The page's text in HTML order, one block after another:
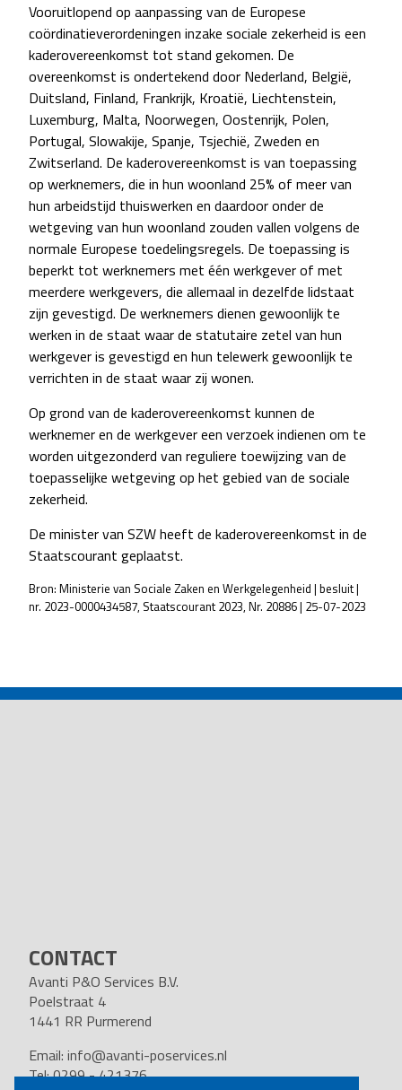
Vooruitlopend op aanpassing van de Europese
coördinatieverordeningen inzake sociale zekerheid is een
kaderovereenkomst tot stand gekomen. De
overeenkomst is ondertekend door Nederland, België,
Duitsland, Finland, Frankrijk, Kroatië, Liechtenstein,
Luxemburg, Malta, Noorwegen, Oostenrijk, Polen,
Portugal, Slowakije, Spanje, Tsjechië, Zweden en
Zwitserland. De kaderovereenkomst is van toepassing
op werknemers, die in hun woonland 25% of meer van
hun arbeidstijd thuiswerken en daardoor onder de
wetgeving van hun woonland zouden vallen volgens de
normale Europese toedelingsregels. De toepassing is
beperkt tot werknemers met één werkgever of met
meerdere werkgevers, die allemaal in dezelfde lidstaat
zijn gevestigd. De werknemers dienen gewoonlijk te
werken in de staat waar de statutaire zetel van hun
werkgever is gevestigd en hun telewerk gewoonlijk te
verrichten in de staat waar zij wonen.
Op grond van de kaderovereenkomst kunnen de
werknemer en de werkgever een verzoek indienen om te
worden uitgezonderd van reguliere toewijzing van de
toepasselijke wetgeving op het gebied van de sociale
zekerheid.
De minister van SZW heeft de kaderovereenkomst in de
Staatscourant geplaatst.
Bron: Ministerie van Sociale Zaken en Werkgelegenheid | besluit |
nr. 2023-0000434587, Staatscourant 2023, Nr. 20886 | 25-07-2023
NAVIGATION
CONTACT
Avanti P&O Services B.V.
Poelstraat 4
1441 RR Purmerend
Email: info@avanti-poservices.nl
Tel: 0299 - 421376